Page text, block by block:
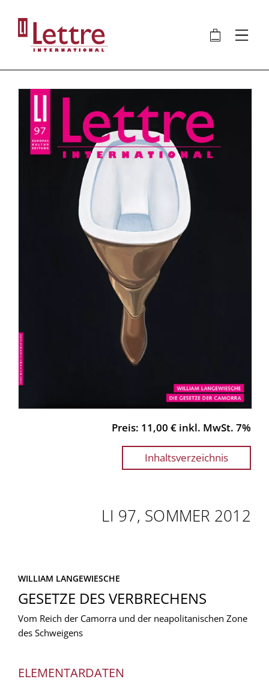
Inhalt
🛍 ⋮
Preis: 11,00 € inkl. MwSt. 7%
Inhaltsverzeichnis
LI 97, SOMMER 2012
WILLIAM LANGEWIESCHE
GESETZE DES VERBRECHENS
Vom Reich der Camorra und der neapolitanischen Zone
des Schweigens
ELEMENTARDATEN